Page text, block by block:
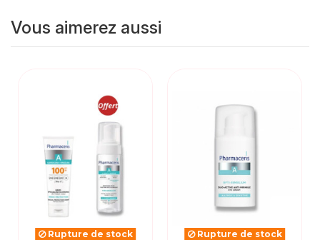
Vous aimerez aussi
Rupture de stock Rupture de stock